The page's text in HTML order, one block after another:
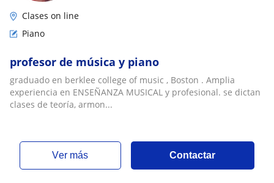
Clases on line
Piano
profesor de música y piano
graduado en berklee college of music , Boston . Amplia
experiencia en ENSEÑANZA MUSICAL y profesional. se dictan
clases de teoría, armon...
ver más Contactar